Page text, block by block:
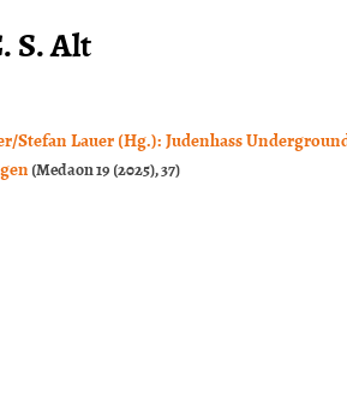
S. Alt
Stefan Lauer (Hg.): Judenhass
(Medaon 19 (2025), 37)